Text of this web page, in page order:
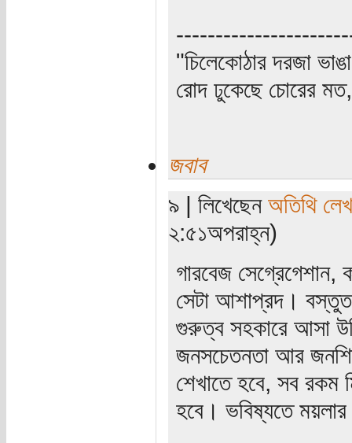
"চিলেকোঠার দরজা
রোদ ঢুকেছে চোরের মত,
জবাব
৯ | লিখেছেন অতিথি
২:৫১অপরাহ্ন)
গারবেজ সেগ্রেগেশান,
সেটা আশাপ্রদ। বস্তুত
গুরুত্ব সহকারে আসা
জনসচেতনতা আর
শেখাতে হবে, সব রকম
হবে। ভবিষ্যতে ময়লার